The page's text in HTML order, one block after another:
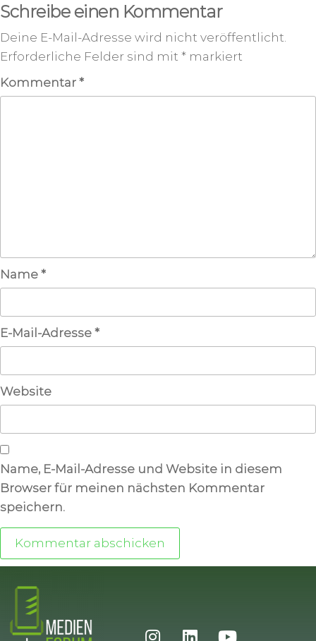
Schreibe einen Kommentar
Deine E-Mail-Adresse wird nicht veröffentlicht.
Erforderliche Felder sind mit * markiert
Kommentar *
Name *
E-Mail-Adresse *
Website
Name, E-Mail-Adresse und Website in diesem
Browser für meinen nächsten Kommentar
speichern.